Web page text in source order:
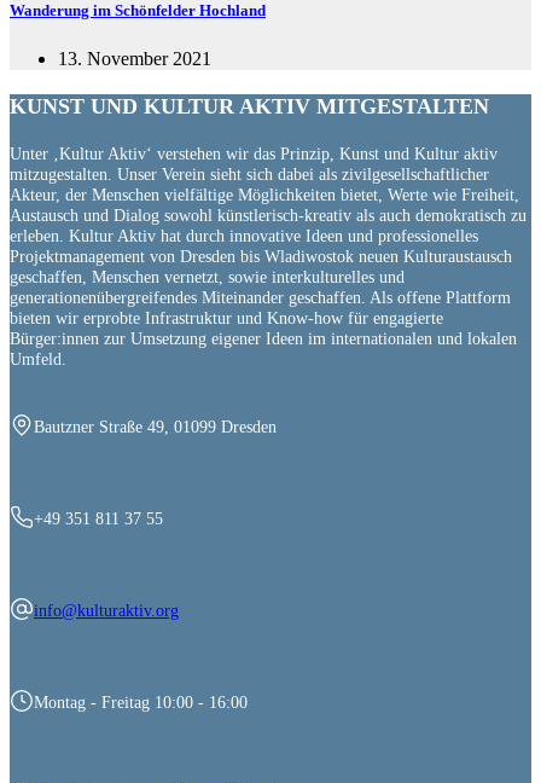
Wanderung im Schönfelder Hochland
13. November 2021
KUNST UND KULTUR AKTIV MITGESTALTEN
Unter ‚Kultur Aktiv‘ verstehen wir das Prinzip, Kunst und Kultur aktiv
mitzugestalten. Unser Verein sieht sich dabei als zivilgesellschaftlicher
Akteur, der Menschen vielfältige Möglichkeiten bietet, Werte wie Freiheit,
Austausch und Dialog sowohl künstlerisch-kreativ als auch demokratisch zu
erleben. Kultur Aktiv hat durch innovative Ideen und professionelles
Projektmanagement von Dresden bis Wladiwostok neuen Kulturaustausch
geschaffen, Menschen vernetzt, sowie interkulturelles und
generationenübergreifendes Miteinander geschaffen. Als offene Plattform
bieten wir erprobte Infrastruktur und Know-how für engagierte
Bürger:innen zur Umsetzung eigener Ideen im internationalen und lokalen
Umfeld.
Bautzner Straße 49, 01099 Dresden
+49 351 811 37 55
info@kulturaktiv.org
Montag - Freitag 10:00 - 16:00